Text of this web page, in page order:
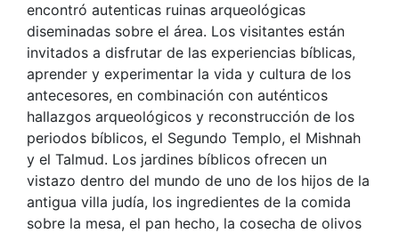
encontró autenticas ruinas arqueológicas
diseminadas sobre el área. Los visitantes están
invitados a disfrutar de las experiencias bíblicas,
aprender y experimentar la vida y cultura de los
antecesores, en combinación con auténticos
hallazgos arqueológicos y reconstrucción de los
periodos bíblicos, el Segundo Templo, el Mishnah
y el Talmud. Los jardines bíblicos ofrecen un
vistazo dentro del mundo de uno de los hijos de la
antigua villa judía, los ingredientes de la comida
sobre la mesa, el pan hecho, la cosecha de olivos